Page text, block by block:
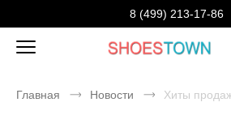
8 (499) 213-17-86
Главная Новости Хиты